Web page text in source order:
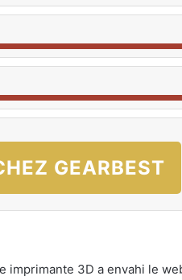
GEARBEST
imprimante 3D a envahi le